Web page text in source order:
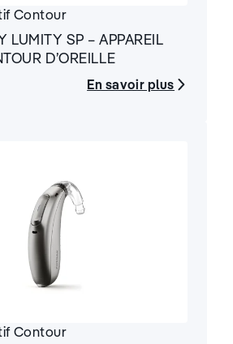
Contour
LUMITY SP – APPAREIL
D’OREILLE
En savoir plus
Contour